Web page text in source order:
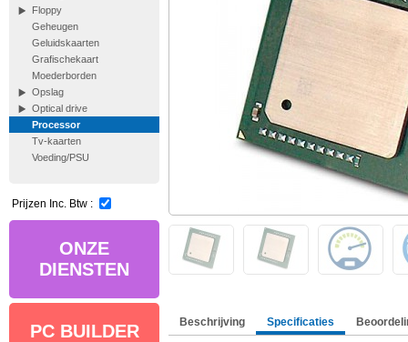
Floppy
Geheugen
Geluidskaarten
Grafischekaart
Moederborden
Opslag
Optical drive
Processor
Tv-kaarten
Voeding/PSU
Prijzen Inc. Btw :
ONZE
DIENSTEN
PC BUILDER Beschrijving Specificaties